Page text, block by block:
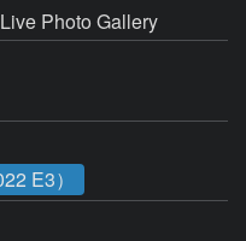
Photo Gallery
E3）